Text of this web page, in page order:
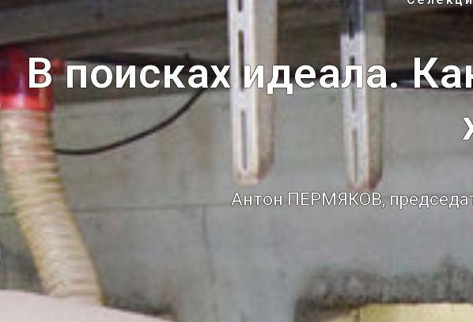
В поисках идеала.
Антон ПЕРМЯКОВ,